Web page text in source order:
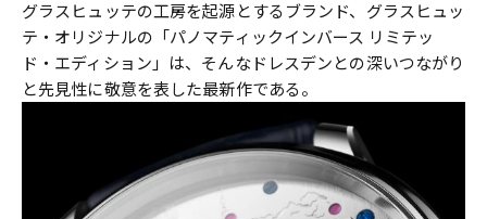
グラスヒュッテの工房を起源とするブランド、グラスヒュッ
テ・オリジナルの「パノマティックインバース リミテッ
ド・エディション」は、そんなドレスデンとの深いつながり
と先見性に敬意を表した最新作である。